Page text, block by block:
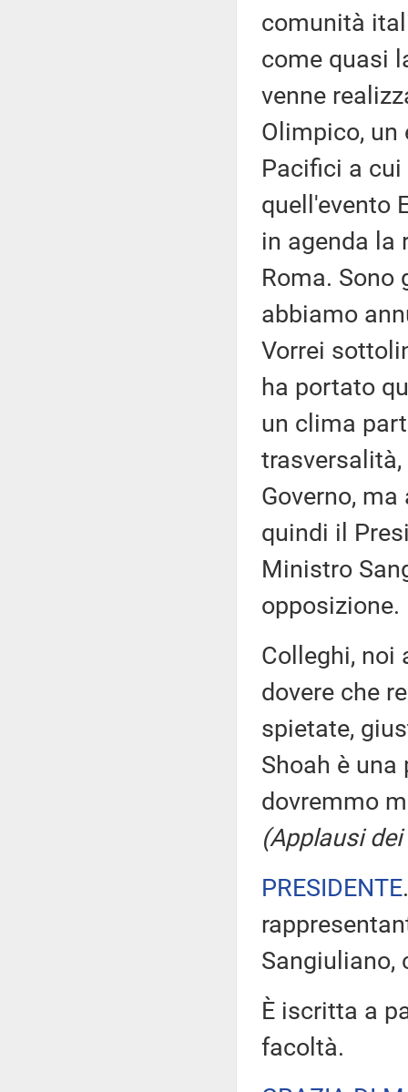
comunità
come quasi
venne
Olimpico, un
Pacifici a
quell'evento
in agenda la
Roma.
abbiamo
Vorrei
ha portato
un clima
Governo,
quindi il
Ministro
opposizione.
Colleghi, noi
dovere che
spietate,
Shoah è
dovremmo
(Applausi
PRESIDENTE
Sangiuliano,
È iscritta a
facoltà.